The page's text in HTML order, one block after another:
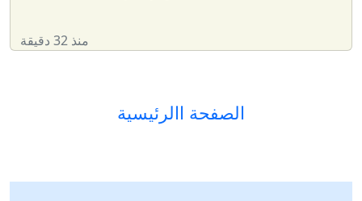
منذ 32 دقيقة
الصفحة االرئيسية